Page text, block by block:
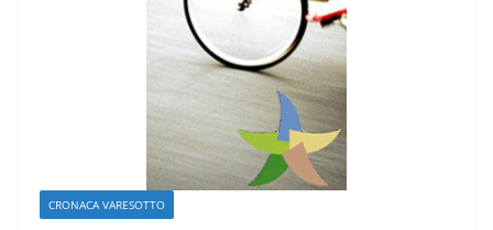
CRONACA VARESOTTO